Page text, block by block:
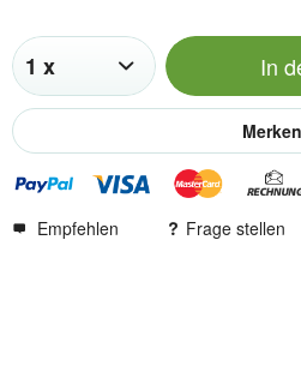
In
Merken
Empfehlen Frage stellen